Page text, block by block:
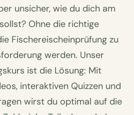
unsicher, wie du dich am
Ohne die richtige
Fischereischeinprüfung zu
werden. Unser
ist die Lösung: Mit
interaktiven Quizzen und
wirst du optimal auf die